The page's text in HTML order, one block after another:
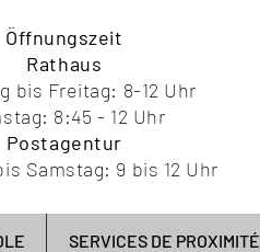
Öffnungszeit
Rathaus
bis Freitag: 8-12 Uhr
8:45 - 12 Uhr
Postagentur
Samstag: 9 bis 12 Uhr
SERVICES DE PROXIMITÉ